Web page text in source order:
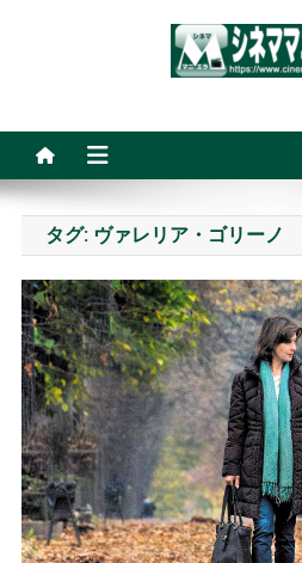
タグ: ヴァレリア・ゴリーノ